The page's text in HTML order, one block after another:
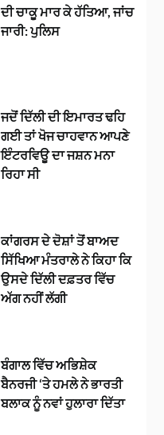
ਦੀ ਚਾਕੂ ਮਾਰ ਕੇ ਹੱਤਿਆ, ਜਾਂਚ
ਜਾਰੀ: ਪੁਲਿਸ
ਜਦੋਂ ਦਿੱਲੀ ਦੀ ਇਮਾਰਤ ਢਹਿ
ਗਈ ਤਾਂ ਖੋਜ ਚਾਹਵਾਨ ਆਪਣੇ
ਇੰਟਰਵਿਊ ਦਾ ਜਸ਼ਨ ਮਨਾ
ਰਿਹਾ ਸੀ
ਕਾਂਗਰਸ ਦੇ ਦੋਸ਼ਾਂ ਤੋਂ ਬਾਅਦ
ਸਿੱਖਿਆ ਮੰਤਰਾਲੇ ਨੇ ਕਿਹਾ ਕਿ
ਉਸਦੇ ਦਿੱਲੀ ਦਫ਼ਤਰ ਵਿੱਚ
ਅੱਗ ਨਹੀਂ ਲੱਗੀ
ਬੰਗਾਲ ਵਿੱਚ ਅਭਿਸ਼ੇਕ
ਬੈਨਰਜੀ ‘ਤੇ ਹਮਲੇ ਨੇ ਭਾਰਤੀ
ਬਲਾਕ ਨੂੰ ਨਵਾਂ ਹੁਲਾਰਾ ਦਿੱਤਾ